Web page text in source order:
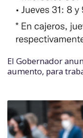
El Gobernador
aumento, para